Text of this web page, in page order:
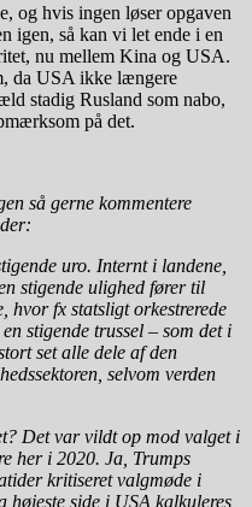
og hvis ingen løser opgaven
igen, så kan vi let ende i en
nu mellem Kina og USA.
da USA ikke længere
stadig Rusland som nabo,
på det.
så gerne kommentere
uro. Internt i landene,
stigende ulighed fører til
hvor fx statsligt orkestrerede
stigende trussel – som det i
set alle dele af den
selvom verden
Det var vildt op mod valget i
her i 2020. Ja, Trumps
kritiseret valgmøde i
højeste side i USA kalkuleres